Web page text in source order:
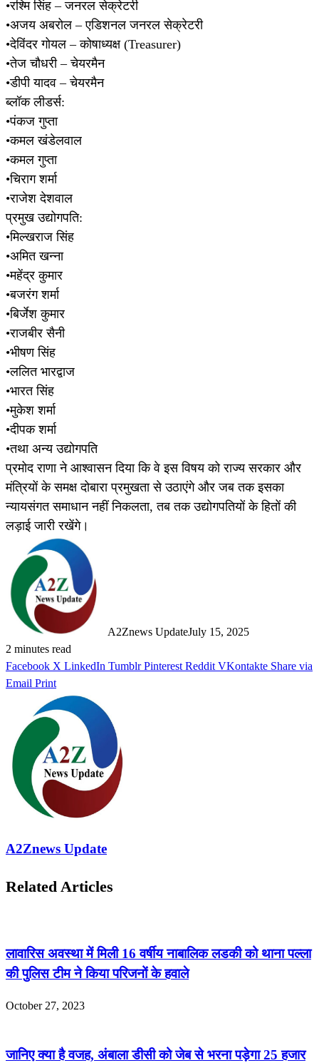
•रश्मि सिंह – जनरल सेक्रेटरी
•अजय अबरोल – एडिशनल जनरल सेक्रेटरी
•देविंदर गोयल – कोषाध्यक्ष (Treasurer)
•तेज चौधरी – चेयरमैन
•डीपी यादव – चेयरमैन
ब्लॉक लीडर्स:
•पंकज गुप्ता
•कमल खंडेलवाल
•कमल गुप्ता
•चिराग शर्मा
•राजेश देशवाल
प्रमुख उद्योगपति:
•मिल्खराज सिंह
•अमित खन्ना
•महेंद्र कुमार
•बजरंग शर्मा
•बिर्जेश कुमार
•राजबीर सैनी
•भीषण सिंह
•ललित भारद्वाज
•भारत सिंह
•मुकेश शर्मा
•दीपक शर्मा
•तथा अन्य उद्योगपति
प्रमोद राणा ने आश्वासन दिया कि वे इस विषय को राज्य सरकार और
मंत्रियों के समक्ष दोबारा प्रमुखता से उठाएंगे और जब तक इसका
न्यायसंगत समाधान नहीं निकलता, तब तक उद्योगपतियों के हितों की
लड़ाई जारी रखेंगे।
A2Znews UpdateJuly 15, 2025
2 minutes read
Facebook X LinkedIn Tumblr Pinterest Reddit VKontakte Share via
Email Print
A2Znews Update
Related Articles
लावारिस अवस्था में मिली 16 वर्षीय नाबालिक लडकी को थाना पल्ला
की पुलिस टीम ने किया परिजनों के हवाले
October 27, 2023
जानिए क्या है वजह, अंबाला डीसी को जेब से भरना पड़ेगा 25 हजार